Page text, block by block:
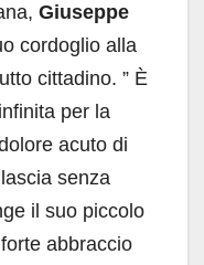
Giuseppe
cordoglio alla
cittadino. ” È
per la
acuto di
senza
il suo piccolo
abbraccio